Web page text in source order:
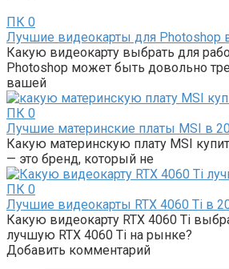
ПК 0
Лучшие видеокарты для Photoshop
Какую видеокарту выбрать для
Photoshop может быть довольно
вашей
ПК 0
Лучшие материнские платы MSI в
Какую материнскую плату MSI
— это бренд, который не
ПК 0
Лучшие видеокарты RTX 4060 Ti в
Какую видеокарту RTX 4060 Ti
лучшую RTX 4060 Ti на рынке?
Добавить комментарий